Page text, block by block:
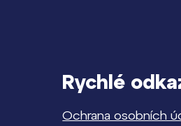
Rychlé
Ochrana osobních